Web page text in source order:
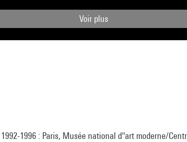
Voir plus
1996 : Paris, Musée national d''art moderne/